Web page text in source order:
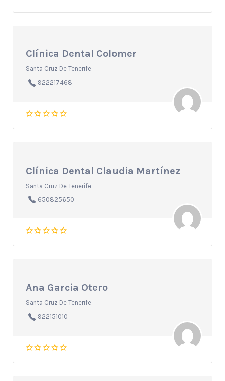
Clínica Dental Colomer
Santa Cruz De Tenerife
922217468
Clínica Dental Claudia Martínez
Santa Cruz De Tenerife
650825650
Ana Garcia Otero
Santa Cruz De Tenerife
922151010